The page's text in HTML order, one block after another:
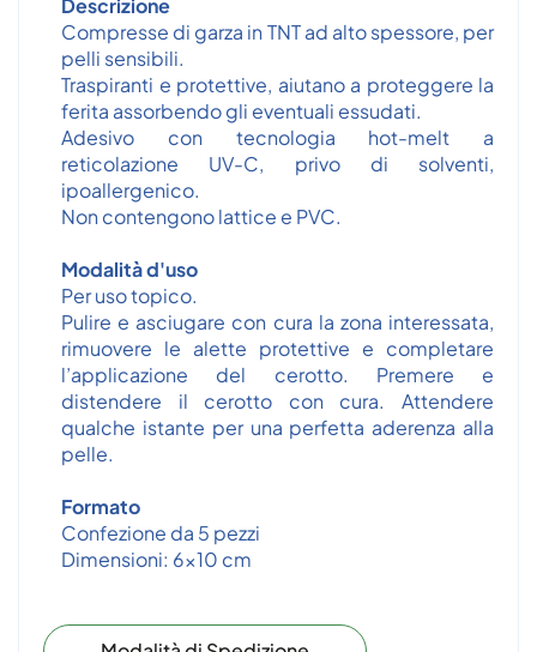
Descrizione
Compresse di garza in TNT ad alto spessore, per
pelli sensibili.
Traspiranti e protettive, aiutano a proteggere la
ferita assorbendo gli eventuali essudati.
Adesivo con tecnologia hot-melt a
reticolazione UV-C, privo di solventi,
ipoallergenico.
Non contengono lattice e PVC.
Modalità d'uso
Per uso topico.
Pulire e asciugare con cura la zona interessata,
rimuovere le alette protettive e completare
l’applicazione del cerotto. Premere e
distendere il cerotto con cura. Attendere
qualche istante per una perfetta aderenza alla
pelle.
Formato
Confezione da 5 pezzi
Dimensioni: 6x10 cm